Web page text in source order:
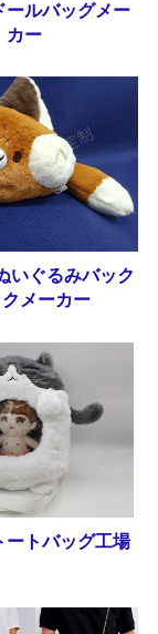
ールバッグメー
カー
いぐるみバック
メーカー
ートバッグ工場